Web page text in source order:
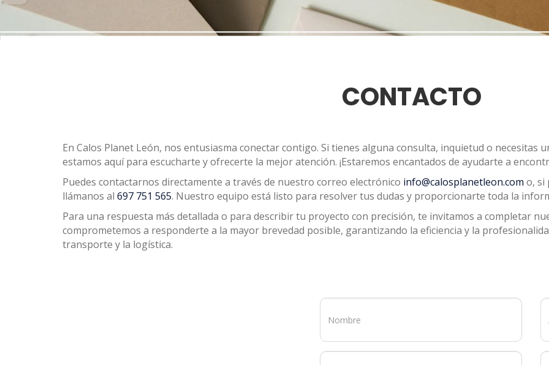
CONTACTO
En Calos Planet León, nos entusiasma conectar contigo. Si tienes alguna consulta, inquietud o necesitas
estamos aquí para escucharte y ofrecerte la mejor atención. ¡Estaremos encantados de ayudarte a
Puedes contactarnos directamente a través de nuestro correo electrónico info@calosplanetleon.com o, si
llámanos al 697 751 565. Nuestro equipo está listo para resolver tus dudas y proporcionarte toda la
Para una respuesta más detallada o para describir tu proyecto con precisión, te invitamos a completar
comprometemos a responderte a la mayor brevedad posible, garantizando la eficiencia y la
transporte y la logística.